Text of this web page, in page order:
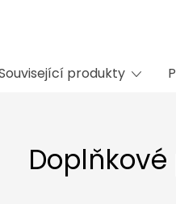
produkty